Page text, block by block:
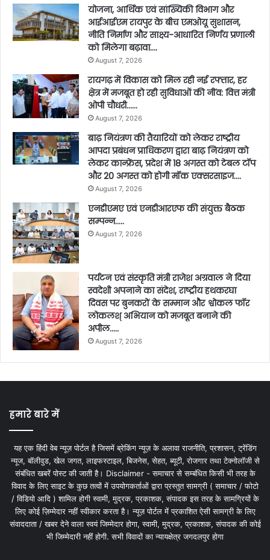
योजना, आर्थिक एवं सांख्यिकी विभाग और
आईआईएम रायपुर के बीच एमओयू सुशासन,
नीति निर्माण और साक्ष्य-आधारित निर्णय प्रणाली
को मिलेगा बढ़ावा….
August 7, 2026
रायगढ़ में विकास को मिल रही नई रफ्तार, हर
क्षेत्र में मजबूत हो रही सुविधाओं की नींव: वित्त मंत्री
ओपी चौधरी……
August 7, 2026
बाढ़ नियंत्रण की तैयारियों को लेकर राष्ट्रीय
आपदा प्रबंधन प्राधिकरण द्वारा बाढ़ नियंत्रण को
लेकर कान्फ्रेंस, प्रदेश में 18 अगस्त को टेबल टॉप
और 20 अगस्त को होगी मॉक एक्सरसाइज….
August 7, 2026
एनडीएमए एवं एनडीआरएफ की संयुक्त बैठक
सम्पन्न…..
August 7, 2026
पर्यटन एवं संस्कृति मंत्री राजेश अग्रवाल ने दिया
स्वदेशी अपनाने का संदेश, राष्ट्रीय हथकरघा
दिवस पर बुनकरों के सम्मान और श्वोकल फॉर
लोकलश् अभियान को मजबूत बनाने की
अपील…..
August 7, 2026
हमारे बारे में
यह एक हिंदी वेब न्यूज़ पोर्टल है जिसमें ब्रेकिंग न्यूज़ के अलावा राजनीति, प्रशासन, ट्रेंडिंग
न्यूज, बॉलीवुड, खेल जगत, लाइफस्टाइल, बिजनेस, सेहत, ब्यूटी, रोजगार तथा टेक्नोलॉजी से
संबंधित खबरें पोस्ट की जाती है। Disclaimer - समाचार से सम्बंधित किसी भी तरह के
विवाद के लिए साइट के कुछ तत्वों में उपयोगकर्ताओं द्वारा प्रस्तुत सामग्री ( समाचार / फोटो
/ विडियो आदि ) शामिल होगी स्वामी, मुद्रक, प्रकाशक, संपादक इस तरह के सामग्रियों के
लिए कोई ज़िम्मेदार नहीं स्वीकार करता है। न्यूज़ पोर्टल में प्रकाशित ऐसी सामग्री के लिए
संवाददाता / खबर देने वाला स्वयं जिम्मेदार होगा, स्वामी, मुद्रक, प्रकाशक, संपादक की कोई
भी जिम्मेदारी नहीं होगी. सभी विवादों का न्यायक्षेत्र जगदलपुर होगा